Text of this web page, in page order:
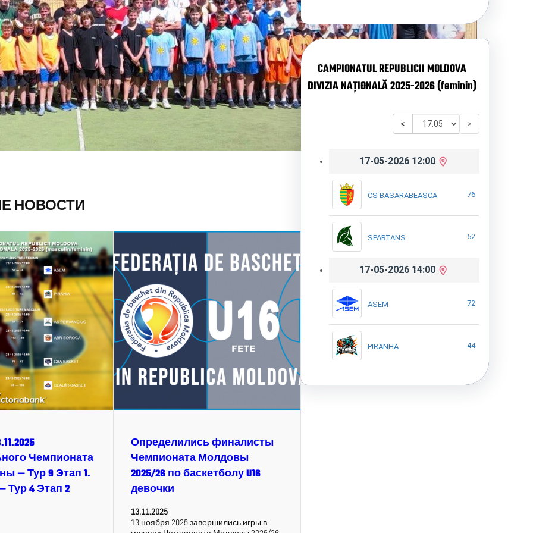
НОВОСТИ
Чемпионата
— Тур 9 Этап 1.
4 Этап 2
Определились финалисты
Чемпионата Молдовы
2025/26 по баскетболу U16
девочки
13.11.2025
13 ноября 2025 завершились игры в
CAMPIONATUL REPUBLICII MOLDOVA
DIVIZIA NAȚIONALĂ 2025-2026 (feminin)
< >
17-05-2026 12:00
CS BASARABEASCA 76
SPARTANS 52
17-05-2026 14:00
ASEM 72
PIRANHA 44